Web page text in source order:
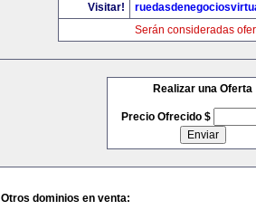
Visitar!
Serán consideradas
Realizar una Oferta
Precio Ofrecido $
Otros dominios en venta: